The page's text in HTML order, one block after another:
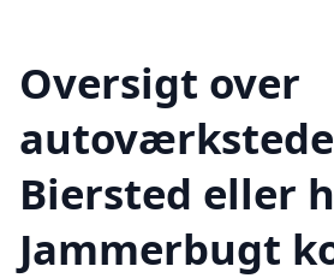
Oversigt over
Biersted eller
Jammerbugt